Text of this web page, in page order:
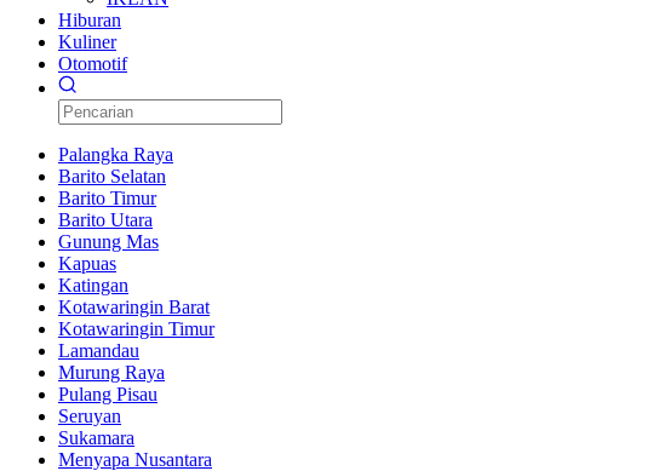
Hiburan
Kuliner
Otomotif
Palangka Raya
Barito Selatan
Barito Timur
Barito Utara
Gunung Mas
Kapuas
Katingan
Kotawaringin Barat
Kotawaringin Timur
Lamandau
Murung Raya
Pulang Pisau
Seruyan
Sukamara
Menyapa Nusantara